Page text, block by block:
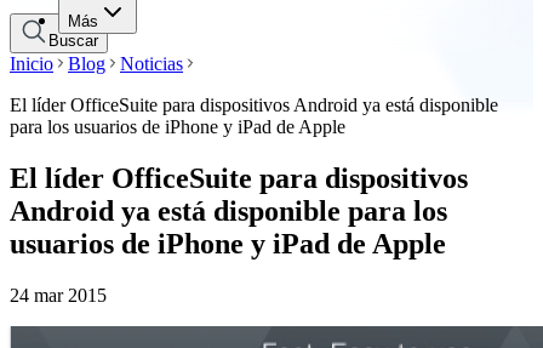
Más
Buscar
Inicio Blog
Noticias
El líder OfficeSuite para dispositivos Android ya está disponible
para los usuarios de iPhone y iPad de Apple
El líder OfficeSuite para dispositivos
Android ya está disponible para los
usuarios de iPhone y iPad de Apple
24 mar 2015